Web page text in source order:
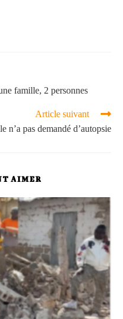
famille, 2 personnes
Article suivant
n’a pas demandé d’autopsie
AIMER